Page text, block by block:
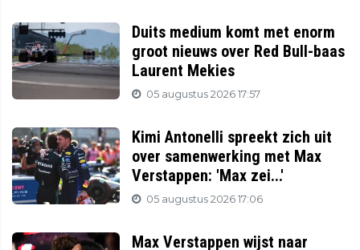
Duits medium komt met enorm
groot nieuws over Red Bull-baas
Laurent Mekies
05 augustus 2026 17:57
Kimi Antonelli spreekt zich uit
over samenwerking met Max
Verstappen: 'Max zei...'
05 augustus 2026 17:06
Max Verstappen wijst naar